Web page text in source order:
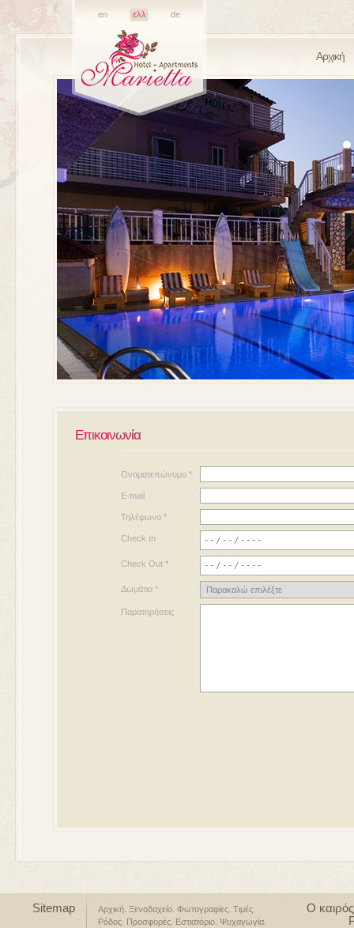
en ελλ de
Αρχική
Επικοινωνία
Ονοματεπώνυμο *
E-mail
Τηλέφωνο *
Check In
Check Out *
Δωμάτια *
Παρατηρήσεις
Sitemap Αρχική Ξενοδοχείο Φωτογραφίες Τιμές
Ρόδος Προσφορές Εστιατόριο Ψυχαγωγία
Ο